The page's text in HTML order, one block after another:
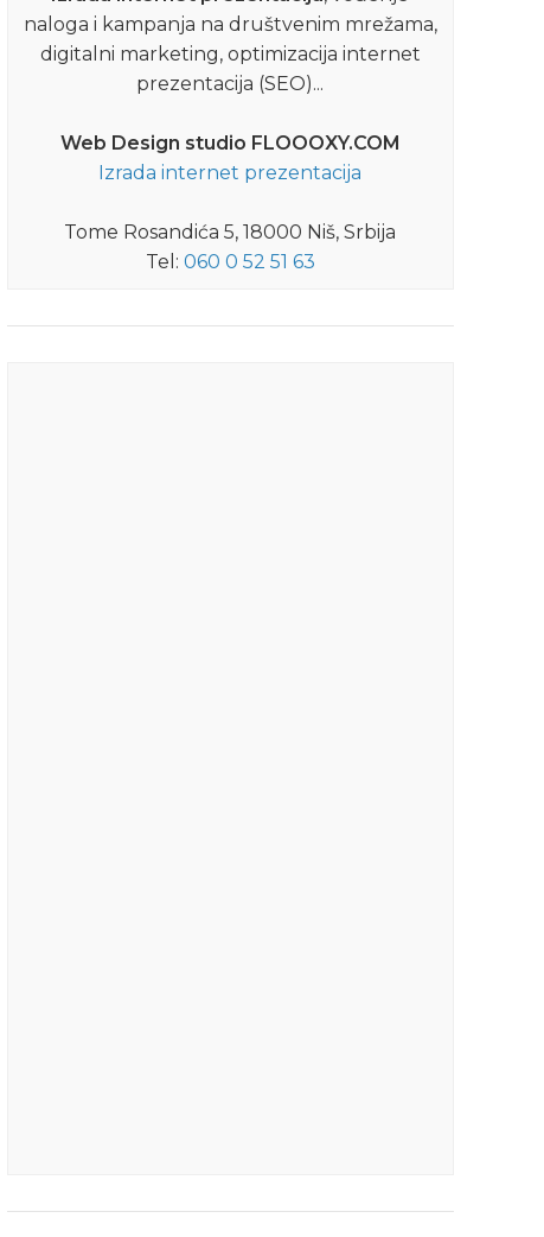
naloga i kampanja na društvenim mrežama,
digitalni marketing, optimizacija internet
prezentacija (SEO)...
Web Design studio FLOOOXY.COM
Izrada internet prezentacija
Tome Rosandića 5, 18000 Niš, Srbija
Tel: 060 0 52 51 63